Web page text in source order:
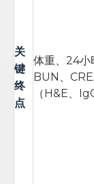
关
键
终
点
体重、24小
BUN、
（H&E、